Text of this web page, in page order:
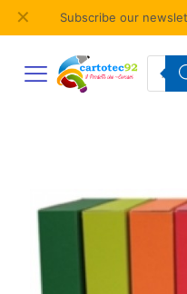
Subscribe our
✕
search